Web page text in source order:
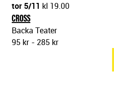
tor 5/11 kl 19.00
CROSS
Backa Teater
95 kr - 285 kr